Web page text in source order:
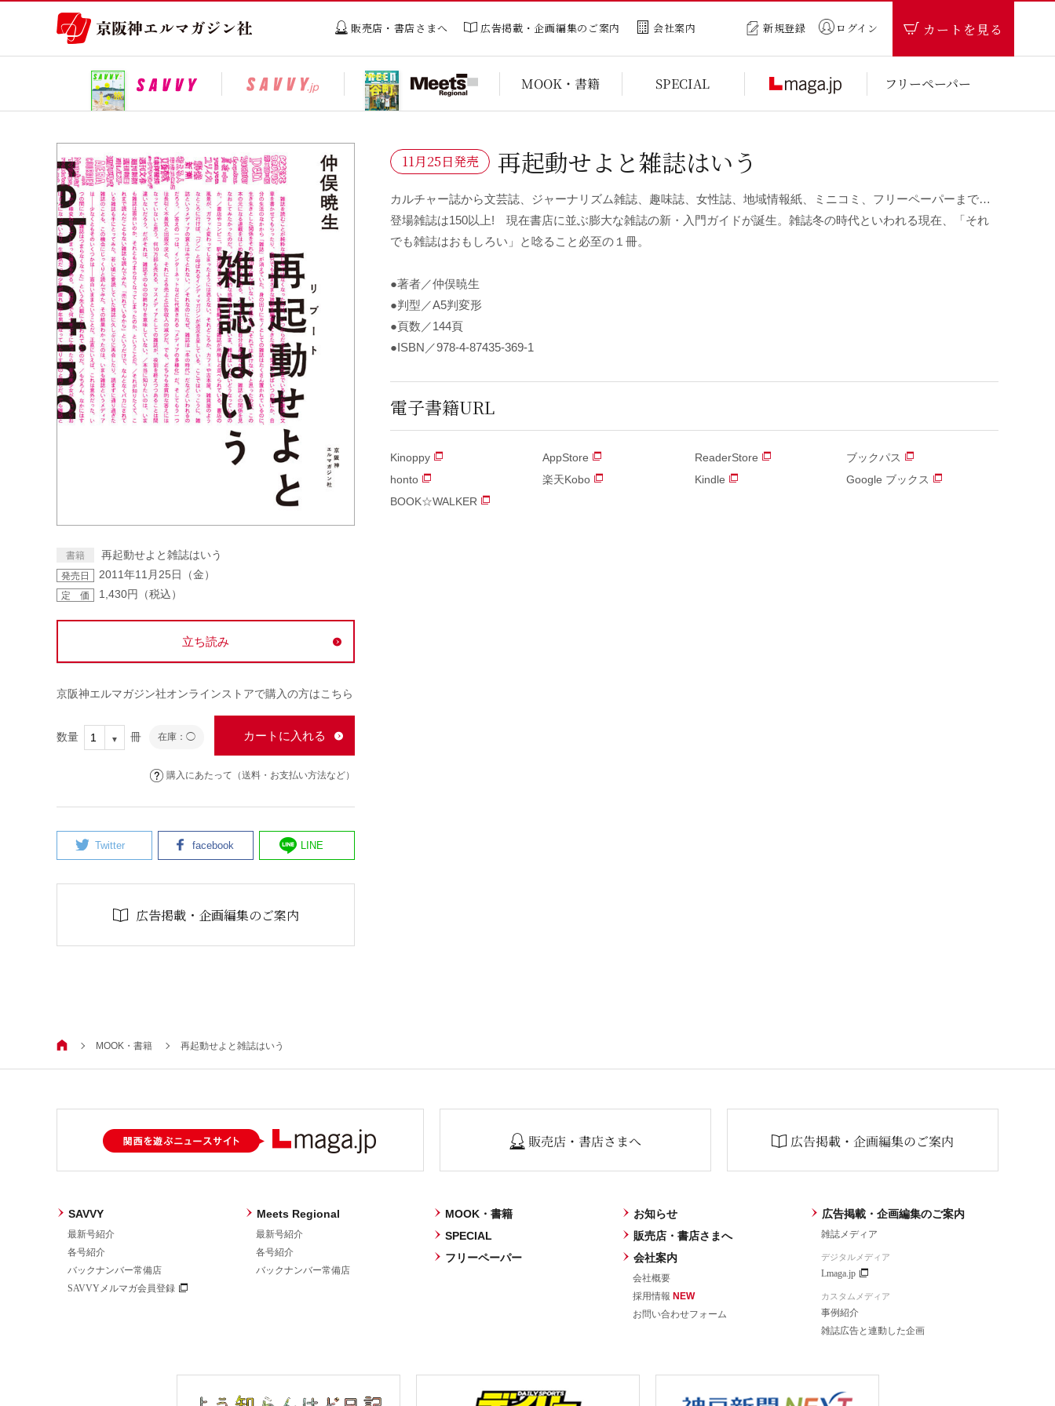
販売店・書店さまへ 広告掲載・企画編集のご案内 会社案内 新規登録 ログイン カートを見る
MOOK・書籍 SPECIAL フリーペーパー
書籍 再起動せよと雑誌はいう
発売日 2011年11月25日（金）
定 価 1,430円（税込）
立ち読み
京阪神エルマガジン社オンラインストアで購入の方はこちら
数量 冊 在庫：◯ カートに入れる
購入にあたって（送料・お支払い方法など）
Twitter facebook LINE
広告掲載・企画編集のご案内
11月25日発売 再起動せよと雑誌はいう
カルチャー誌から文芸誌、ジャーナリズム雑誌、趣味誌、女性誌、地域情報紙、ミニコミ、フリーペーパーまで…
登場雑誌は150以上! 現在書店に並ぶ膨大な雑誌の新・入門ガイドが誕生。雑誌冬の時代といわれる現在、「それ
でも雑誌はおもしろい」と唸ること必至の１冊。
●著者／仲俣暁生
●判型／A5判変形
●頁数／144頁
●ISBN／978-4-87435-369-1
電子書籍URL
Kinoppy AppStore ReaderStore
ブックパス
honto
楽天Kobo Kindle
Google ブックス
BOOK☆WALKER
MOOK・書籍 再起動せよと雑誌はいう
販売店・書店さまへ 広告掲載・企画編集のご案内
SAVVY
最新号紹介
各号紹介
バックナンバー常備店
SAVVYメルマガ会員登録
Meets Regional
最新号紹介
各号紹介
バックナンバー常備店
MOOK・書籍
SPECIAL
フリーペーパー
お知らせ
販売店・書店さまへ
会社案内
会社概要
採用情報 NEW
お問い合わせフォーム
広告掲載・企画編集のご案内
雑誌メディア
デジタルメディア
Lmaga.jp
カスタムメディア
事例紹介
雑誌広告と連動した企画